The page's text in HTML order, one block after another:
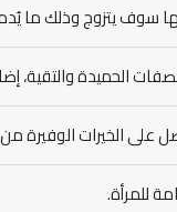
سوف يتزوج وذلك ما يُدمر
الحميدة والتقية،
على الخيرات الوفيرة
للمرأة.